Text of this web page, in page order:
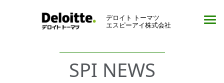
デロイト トーマツ
エスピーアイ株式会社
SPI NEWS